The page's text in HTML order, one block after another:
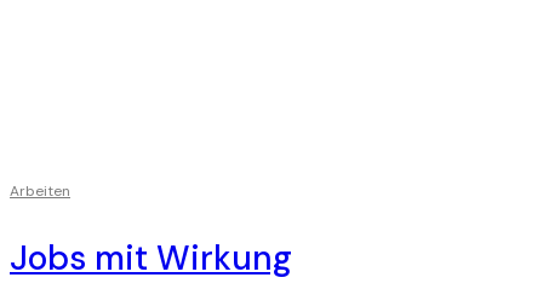
Arbeiten
Jobs mit Wirkung